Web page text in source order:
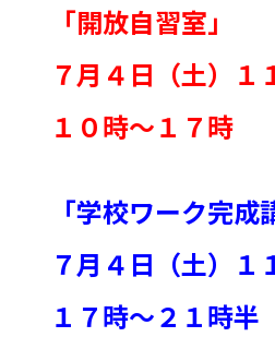
「開放自習室」
７月４日（土）１
１０時～１７時
「学校ワーク完成
７月４日（土）１
１７時～２１時半